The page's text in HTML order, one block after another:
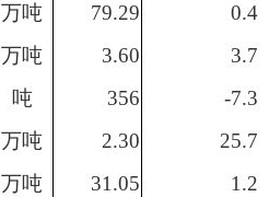
万吨 79.29
0.4
万吨 3.60
3.7
吨 356
-7.3
万吨 2.30
25.7
万吨 31.05
1.2